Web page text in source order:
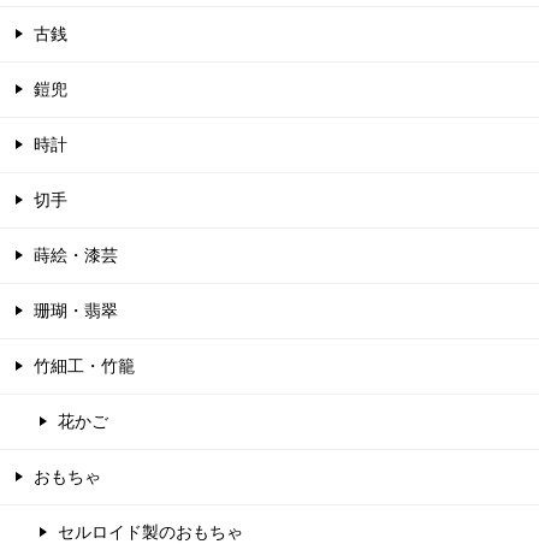
古銭
鎧兜
時計
切手
蒔絵・漆芸
珊瑚・翡翠
竹細工・竹籠
花かご
おもちゃ
セルロイド製のおもちゃ